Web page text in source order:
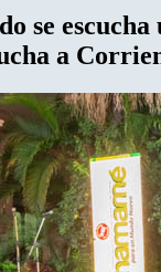
se escucha
a